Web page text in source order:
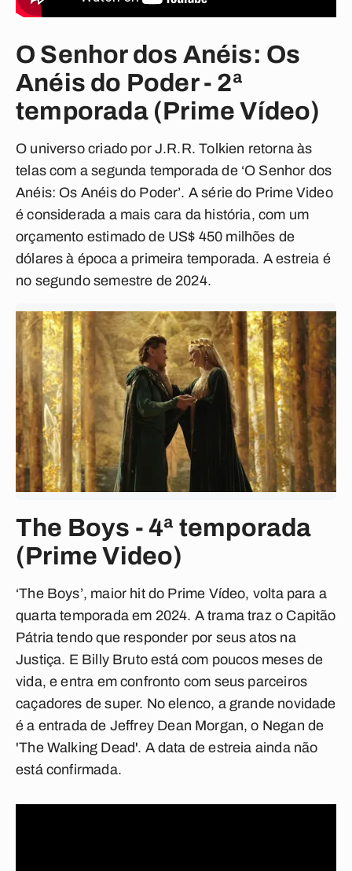
O Senhor dos Anéis: Os
Anéis do Poder - 2ª
temporada (Prime Vídeo)
O universo criado por J.R.R. Tolkien retorna às
telas com a segunda temporada de ‘O Senhor dos
Anéis: Os Anéis do Poder’. A série do Prime Video
é considerada a mais cara da história, com um
orçamento estimado de US$ 450 milhões de
dólares à época a primeira temporada. A estreia é
no segundo semestre de 2024.
The Boys - 4ª temporada
(Prime Video)
‘The Boys’, maior hit do Prime Vídeo, volta para a
quarta temporada em 2024. A trama traz o Capitão
Pátria tendo que responder por seus atos na
Justiça. E Billy Bruto está com poucos meses de
vida, e entra em confronto com seus parceiros
caçadores de super. No elenco, a grande novidade
é a entrada de Jeffrey Dean Morgan, o Negan de
'The Walking Dead'. A data de estreia ainda não
está confirmada.